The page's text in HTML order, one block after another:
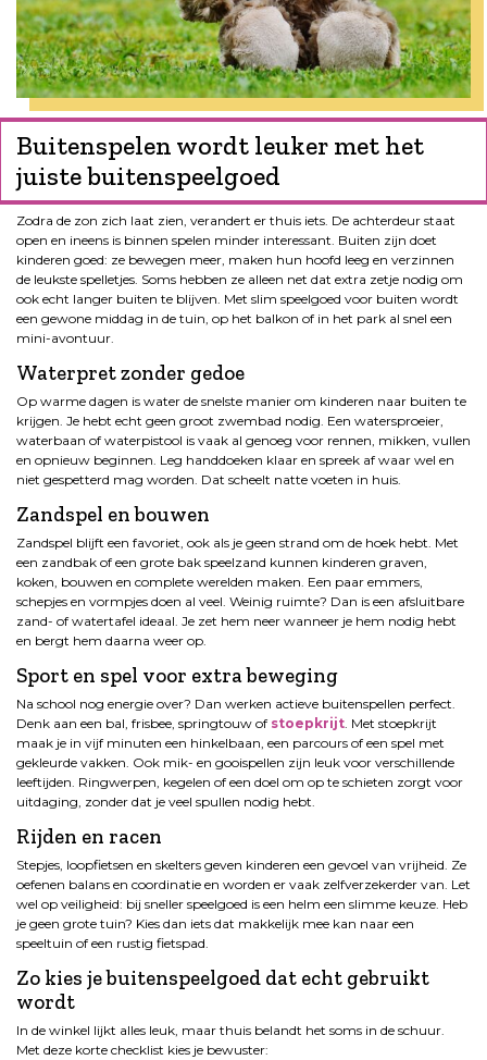
Buitenspelen wordt leuker met het
juiste buitenspeelgoed
Zodra de zon zich laat zien, verandert er thuis iets. De achterdeur staat
open en ineens is binnen spelen minder interessant. Buiten zijn doet
kinderen goed: ze bewegen meer, maken hun hoofd leeg en verzinnen
de leukste spelletjes. Soms hebben ze alleen net dat extra zetje nodig om
ook echt langer buiten te blijven. Met slim speelgoed voor buiten wordt
een gewone middag in de tuin, op het balkon of in het park al snel een
mini-avontuur.
Waterpret zonder gedoe
Op warme dagen is water de snelste manier om kinderen naar buiten te
krijgen. Je hebt echt geen groot zwembad nodig. Een watersproeier,
waterbaan of waterpistool is vaak al genoeg voor rennen, mikken, vullen
en opnieuw beginnen. Leg handdoeken klaar en spreek af waar wel en
niet gespetterd mag worden. Dat scheelt natte voeten in huis.
Zandspel en bouwen
Zandspel blijft een favoriet, ook als je geen strand om de hoek hebt. Met
een zandbak of een grote bak speelzand kunnen kinderen graven,
koken, bouwen en complete werelden maken. Een paar emmers,
schepjes en vormpjes doen al veel. Weinig ruimte? Dan is een afsluitbare
zand- of watertafel ideaal. Je zet hem neer wanneer je hem nodig hebt
en bergt hem daarna weer op.
Sport en spel voor extra beweging
Na school nog energie over? Dan werken actieve buitenspellen perfect.
Denk aan een bal, frisbee, springtouw of stoepkrijt. Met stoepkrijt
maak je in vijf minuten een hinkelbaan, een parcours of een spel met
gekleurde vakken. Ook mik- en gooispellen zijn leuk voor verschillende
leeftijden. Ringwerpen, kegelen of een doel om op te schieten zorgt voor
uitdaging, zonder dat je veel spullen nodig hebt.
Rijden en racen
Stepjes, loopfietsen en skelters geven kinderen een gevoel van vrijheid. Ze
oefenen balans en coordinatie en worden er vaak zelfverzekerder van. Let
wel op veiligheid: bij sneller speelgoed is een helm een slimme keuze. Heb
je geen grote tuin? Kies dan iets dat makkelijk mee kan naar een
speeltuin of een rustig fietspad.
Zo kies je buitenspeelgoed dat echt gebruikt
wordt
In de winkel lijkt alles leuk, maar thuis belandt het soms in de schuur.
Met deze korte checklist kies je bewuster: